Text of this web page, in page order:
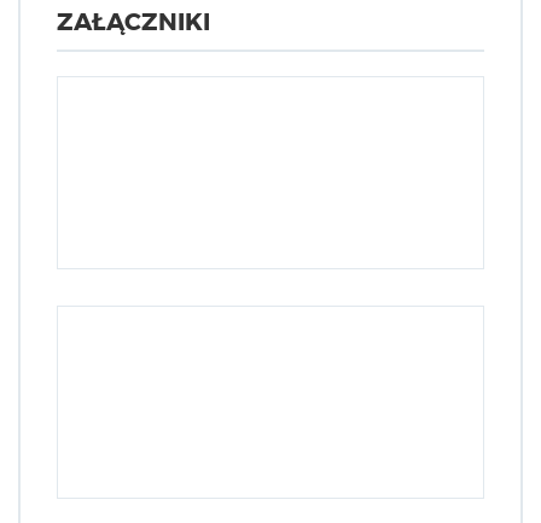
ZAŁĄCZNIKI